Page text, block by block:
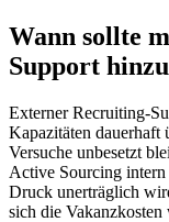
Wann sollte
Support
Externer Recruiting-
Kapazitäten dauerhaft
Versuche unbesetzt
Active Sourcing intern
Druck unerträglich
sich die Vakanzkosten